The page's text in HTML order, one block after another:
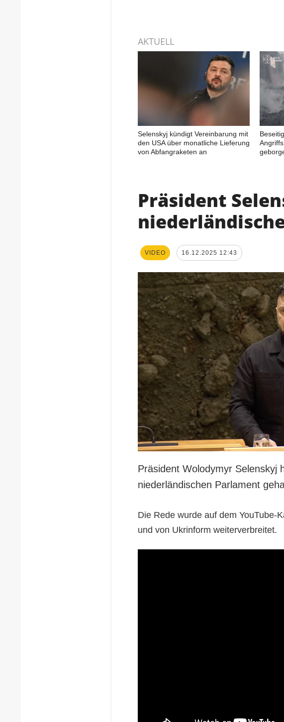
AKTUELL
Selenskyj kündigt Vereinbarung mit
den USA über monatliche Lieferung
von Abfangraketen an
Präsident
VIDEO 16.12.2025 12:43
Präsident Wolodymyr Selenskyj
niederländischen Parlament
Die Rede wurde auf dem YouTube-
und von Ukrinform weiterverbreitet.